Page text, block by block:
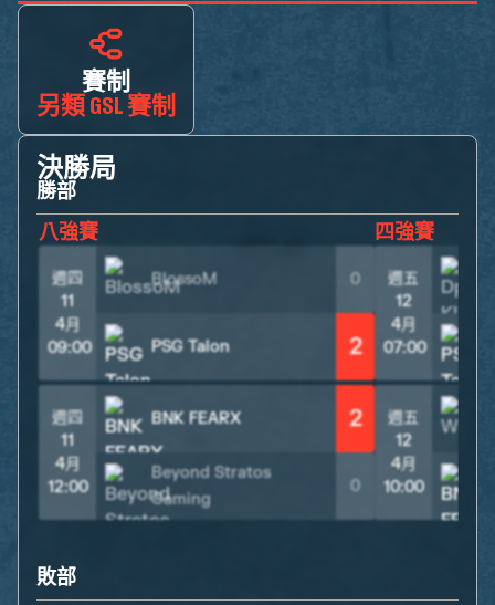
賽制
另類 GSL 賽制
決勝局
勝部
八強賽
週四
11
4月
09:00
BlossoM 0
PSG Talon 2
週四
11
4月
12:00
BNK FEARX 2
Beyond Stratos
Gaming
0
四強賽
週五
12
4月
07:00
週五
12
4月
10:00
敗部